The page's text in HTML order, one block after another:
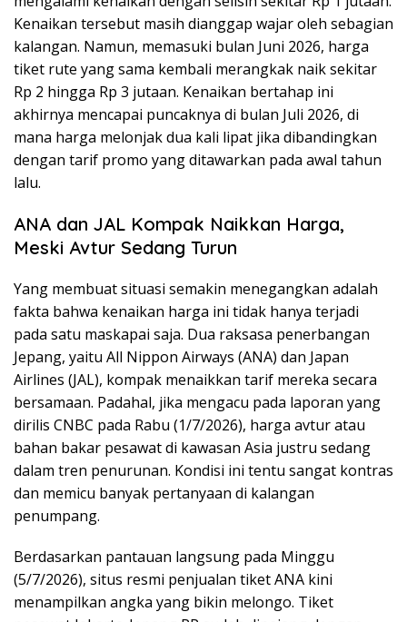
Kenaikan tersebut masih dianggap wajar oleh sebagian
kalangan. Namun, memasuki bulan Juni 2026, harga
tiket rute yang sama kembali merangkak naik sekitar
Rp 2 hingga Rp 3 jutaan. Kenaikan bertahap ini
akhirnya mencapai puncaknya di bulan Juli 2026, di
mana harga melonjak dua kali lipat jika dibandingkan
dengan tarif promo yang ditawarkan pada awal tahun
lalu.
ANA dan JAL Kompak Naikkan Harga,
Meski Avtur Sedang Turun
Yang membuat situasi semakin menegangkan adalah
fakta bahwa kenaikan harga ini tidak hanya terjadi
pada satu maskapai saja. Dua raksasa penerbangan
Jepang, yaitu All Nippon Airways (ANA) dan Japan
Airlines (JAL), kompak menaikkan tarif mereka secara
bersamaan. Padahal, jika mengacu pada laporan yang
dirilis CNBC pada Rabu (1/7/2026), harga avtur atau
bahan bakar pesawat di kawasan Asia justru sedang
dalam tren penurunan. Kondisi ini tentu sangat kontras
dan memicu banyak pertanyaan di kalangan
penumpang.
Berdasarkan pantauan langsung pada Minggu
(5/7/2026), situs resmi penjualan tiket ANA kini
menampilkan angka yang bikin melongo. Tiket